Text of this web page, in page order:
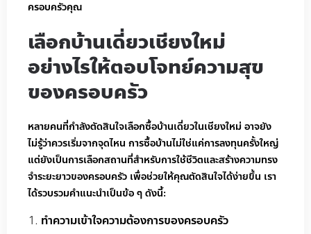
ครอบครัวคุณ
เลือกบ้านเดี่ยวเชียงใหม่
อย่างไรให้ตอบโจทย์ความสุข
ของครอบครัว
หลายคนที่กำลังตัดสินใจเลือกซื้อบ้านเดี่ยวในเชียงใหม่ อาจยัง
ไม่รู้ว่าควรเริ่มจากจุดไหน การซื้อบ้านไม่ใช่แค่การลงทุนครั้งใหญ่
แต่ยังเป็นการเลือกสถานที่สำหรับการใช้ชีวิตและสร้างความทรง
จำระยะยาวของครอบครัว เพื่อช่วยให้คุณตัดสินใจได้ง่ายขึ้น เรา
ได้รวบรวมคำแนะนำเป็นข้อ ๆ ดังนี้:
ทำความเข้าใจความต้องการของครอบครัว